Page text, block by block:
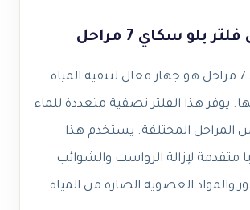
بلو سكاي 7 مراحل
فلتر بلو سكاي 7 مراحل هو جهاز فعال لتنقية المياه
يوفر هذا الفلتر تصفية متعددة للماء
المراحل المختلفة. يستخدم هذا
متقدمة لإزالة الرواسب والشوائب
والمواد العضوية الضارة من المياه.